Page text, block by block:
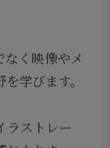
く映像やメ
学びます。
ラストレー